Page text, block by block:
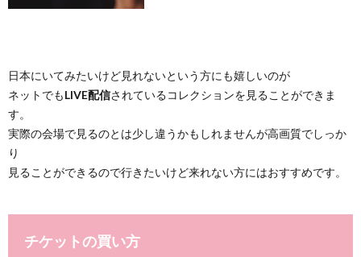
日本にいてみたいけど見れないという方にも嬉しいのが
ネットでもLIVE配信されているコレクションを見ることができま
す。
実際の会場で見るのとは少し違うかもしれませんが高画質でしっか
り
見ることができるので行きたいけど来れない方にはおすすめです。
チケットの買い方